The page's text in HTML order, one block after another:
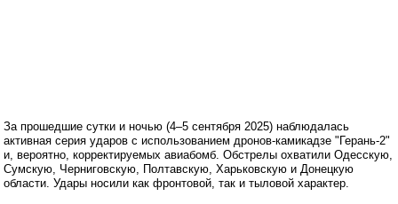
За прошедшие сутки и ночью (4–5 сентября 2025) наблюдалась
активная серия ударов с использованием дронов-камикадзе "Герань-2"
и, вероятно, корректируемых авиабомб. Обстрелы охватили Одесскую,
Сумскую, Черниговскую, Полтавскую, Харьковскую и Донецкую
области. Удары носили как фронтовой, так и тыловой характер.